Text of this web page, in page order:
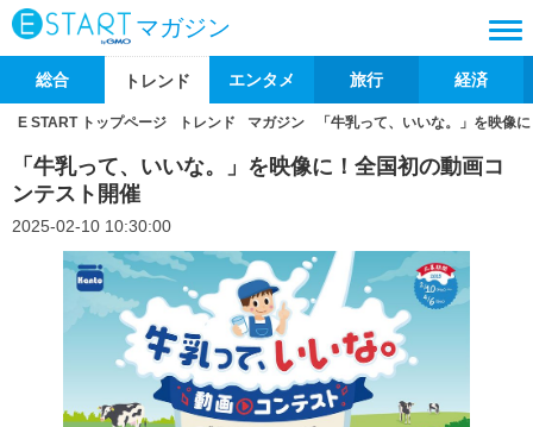
マガジン
総合 トレンド エンタメ 旅行 経済
E START トップページ トレンド マガジン 「牛乳って、いいな。」を映像
「牛乳って、いいな。」を映像に！全国初の動画コ
ンテスト開催
2025-02-10 10:30:00